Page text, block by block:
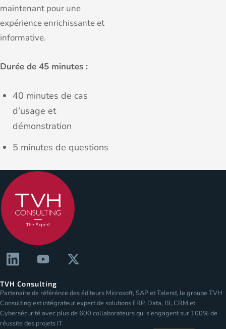
maintenant pour une
expérience enrichissante et
informative.
Durée de 45 minutes :
40 minutes de cas
d’usage et
démonstration
5 minutes de questions
TVH Consulting
Partenaire de référénce des éditeurs Microsoft, SAP et Talend, le groupe TVH
Consulting est intégrateur expert de solutions ERP, Data, BI, CRM et
Cybersécurité avec plus de 600 collaborateurs qui s’engagent sur 100% de
réussite des projets IT.